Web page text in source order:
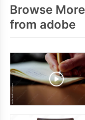
Browse
from adobe